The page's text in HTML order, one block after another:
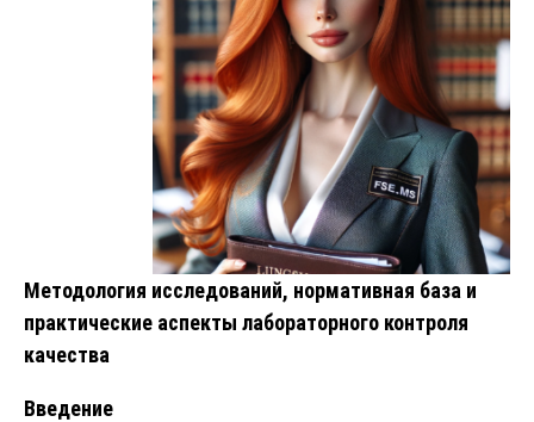
Методология исследований, нормативная база и
практические аспекты лабораторного контроля
качества
Введение